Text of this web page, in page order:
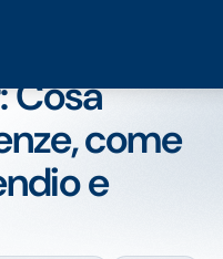
come si diventa,
Cosa
come
e